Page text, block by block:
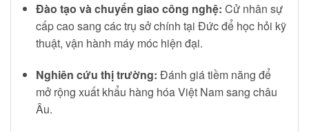
Đào tạo và chuyển giao công nghệ: Cử nhân sự
cấp cao sang các trụ sở chính tại Đức để học hỏi kỹ
thuật, vận hành máy móc hiện đại.
Nghiên cứu thị trường: Đánh giá tiềm năng để
mở rộng xuất khẩu hàng hóa Việt Nam sang châu
Âu.